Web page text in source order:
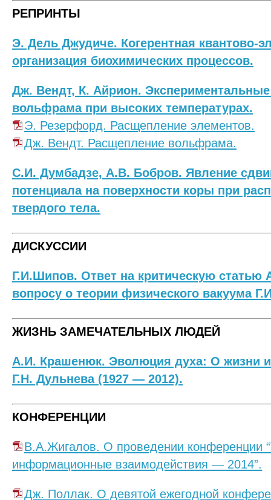
РЕПРИНТЫ
Э. Дель Джудиче. Когерентная квантово-
организация биохимических процессов.
Дж. Вендт, К. Айрион.
вольфрама при высоких температурах.
Э. Резерфорд. Расщепление элементов.
Дж. Вендт. Расщепление вольфрама.
С.И. Думбадзе, А.В. Бобров. Явление
потенциала на поверхности коры при
твердого тела.
ДИСКУССИИ
Г.И.Шипов. Ответ на критическую статью
вопросу о теории физического вакуума
ЖИЗНЬ ЗАМЕЧАТЕЛЬНЫХ ЛЮДЕЙ
А.И. Крашенюк. Эволюция духа: О жизни и
Г.Н. Дульнева (1927 — 2012).
КОНФЕРЕНЦИИ
В.А.Жигалов. О проведении конференции
информационные взаимодействия — 2014”.
Дж. Поллак. О девятой ежегодной